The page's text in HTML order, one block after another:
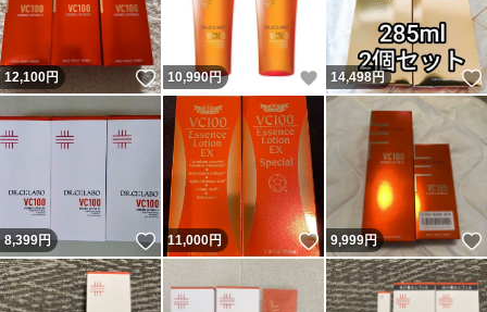
12,100円 いいね！
10,990円 いいね！
14,498円
8,399円 いいね！
11,000円 いいね！
9,999円